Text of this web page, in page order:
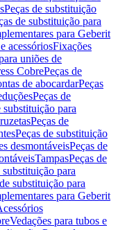
Peças de substituição
de substituição para
para Geberit
acessóriosFixações
uniões de
CobrePeças de
de abocardarPeças
Peças de
substituição para
Peças de
Peças de substituição
desmontáveisPeças de
TampasPeças de
substituição para
substituição para
para Geberit
Vedações para tubos e